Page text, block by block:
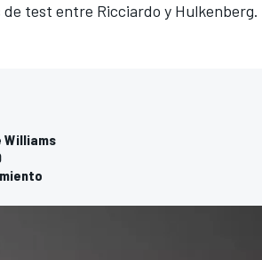
test entre Ricciardo y Hulkenberg.
Williams